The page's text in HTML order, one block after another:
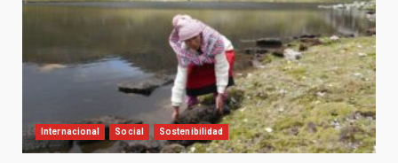
Internacional Social Sostenibilidad